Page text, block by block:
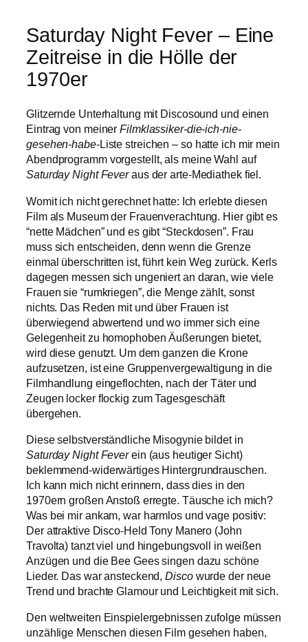
Saturday Night Fever – Eine
Zeitreise in die Hölle der
1970er
Glitzernde Unterhaltung mit Discosound und einen
Eintrag von meinerFilmklassiker-die-ich-nie-
gesehen-habe-Liste streichen – so hatte ich mir mein
Abendprogramm vorgestellt, als meine Wahl auf
Saturday Night Feveraus der arte-Mediathek fiel.
Womit ich nicht gerechnet hatte: Ich erlebte diesen
Film als Museum der Frauenverachtung. Hier gibt es
“nette Mädchen” und es gibt “Steckdosen”. Frau
muss sich entscheiden, denn wenn die Grenze
einmal überschritten ist, führt kein Weg zurück. Kerls
dagegen messen sich ungeniert an daran, wie viele
Frauen sie “rumkriegen”, die Menge zählt, sonst
nichts. Das Reden mit und über Frauen ist
überwiegend abwertend und wo immer sich eine
Gelegenheit zu homophoben Äußerungen bietet,
wird diese genutzt. Um dem ganzen die Krone
aufzusetzen, ist eine Gruppenvergewaltigung in die
Filmhandlung eingeflochten, nach der Täter und
Zeugen locker flockig zum Tagesgeschäft
übergehen.
Diese selbstverständliche Misogynie bildet in
Saturday Night Feverein (aus heutiger Sicht)
beklemmend-widerwärtiges Hintergrundrauschen.
Ich kann mich nicht erinnern, dass dies in den
1970ern großen Anstoß erregte. Täusche ich mich?
Was bei mir ankam, war harmlos und vage positiv:
Der attraktive Disco-Held Tony Manero (John
Travolta) tanzt viel und hingebungsvoll in weißen
Anzügen und die Bee Gees singen dazu schöne
Lieder. Das war ansteckend,Disco wurde der neue
Trend und brachte Glamour und Leichtigkeit mit sich.
Den weltweiten Einspielergebnissen zufolge müssen
unzählige Menschen diesen Film gesehen haben,